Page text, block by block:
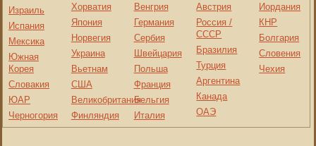
Израиль
Испания
Мексика
Южная
Корея
Словакия
ЮАР
Черногория
Хорватия
Япония
Норвегия
Украина
Вьетнам
США
Великобритания
Финляндия
Венгрия
Германия
Сербия
Швейцария
Польша
Франция
Бельгия
Италия
Австрия
Россия /
СССР
Бразилия
Турция
Аргентина
Канада
ОАЭ
Иордания
КНР
Болгария
Словения
Чехия